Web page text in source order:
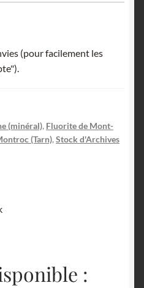
(pour facilement les
(minéral), Fluorite de Mont-
(Tarn), Stock d'Archives
: